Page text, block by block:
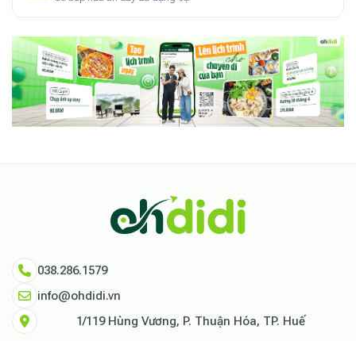
038.286.1579
info@ohdidi.vn
1/119 Hùng Vương, P. Thuận Hóa, TP. Huế